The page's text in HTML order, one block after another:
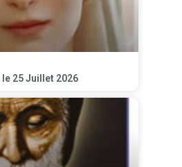
25 Juillet 2026